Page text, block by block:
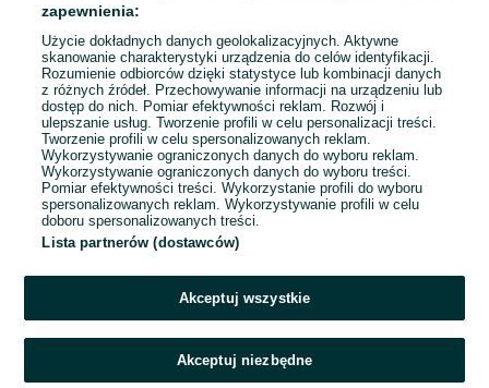
1 2 3 ... 203
Zadzwoń / SMS
zapewnienia:
Użycie dokładnych danych geolokalizacyjnych. Aktywne
skanowanie charakterystyki urządzenia do celów identyfikacji.
Rozumienie odbiorców dzięki statystyce lub kombinacji danych
z różnych źródeł. Przechowywanie informacji na urządzeniu lub
dostęp do nich. Pomiar efektywności reklam. Rozwój i
ulepszanie usług. Tworzenie profili w celu personalizacji treści.
Tworzenie profili w celu spersonalizowanych reklam.
Wykorzystywanie ograniczonych danych do wyboru reklam.
Wykorzystywanie ograniczonych danych do wyboru treści.
Pomiar efektywności treści. Wykorzystanie profili do wyboru
spersonalizowanych reklam. Wykorzystywanie profili w celu
doboru spersonalizowanych treści.
Lista partnerów (dostawców)
Akceptuj wszystkie
Akceptuj niezbędne